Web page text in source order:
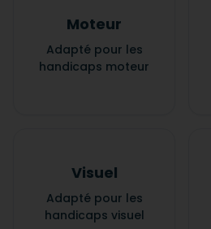
Moteur
Adapté pour les
handicaps moteur
Visuel
Adapté pour les
handicaps visuel